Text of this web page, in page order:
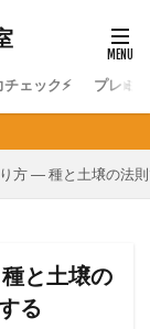
チェック⚡ プレミ
方 ― 種と土壌の法
と土壌の
る